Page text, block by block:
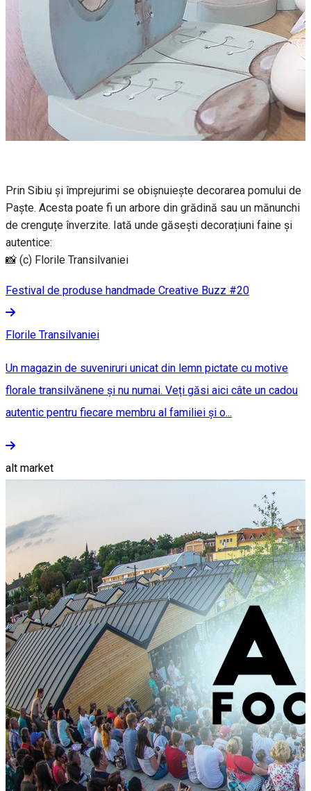
Prin Sibiu și împrejurimi se obișnuiește decorarea pomului de
Paște. Acesta poate fi un arbore din grădină sau un mănunchi
de crenguțe înverzite. Iată unde găsești decorațiuni faine și
autentice:
📸 (c) Florile Transilvaniei
Festival de produse handmade Creative Buzz #20
Florile Transilvaniei
Un magazin de suveniruri unicat din lemn pictate cu motive
florale transilvănene și nu numai. Veți găsi aici câte un cadou
autentic pentru fiecare membru al familiei și o...
alt market